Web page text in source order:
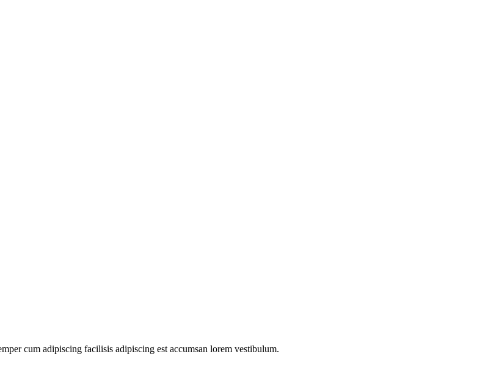
cum adipiscing facilisis adipiscing est accumsan lorem vestibulum.